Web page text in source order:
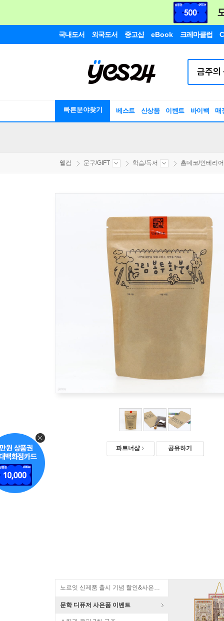
국내도서 외국도서 중고샵 eBook 크레마클럽
빠른분야찾기 베스트 신상품 이벤트 바이백 매
웰컴 문구/GIFT 학습/독서 홈데코/인테리어
파트너샵 공유하기
노르잇 신제품 출시 기념 할인&사은품 증정!
문학 디퓨저 사은품 이벤트